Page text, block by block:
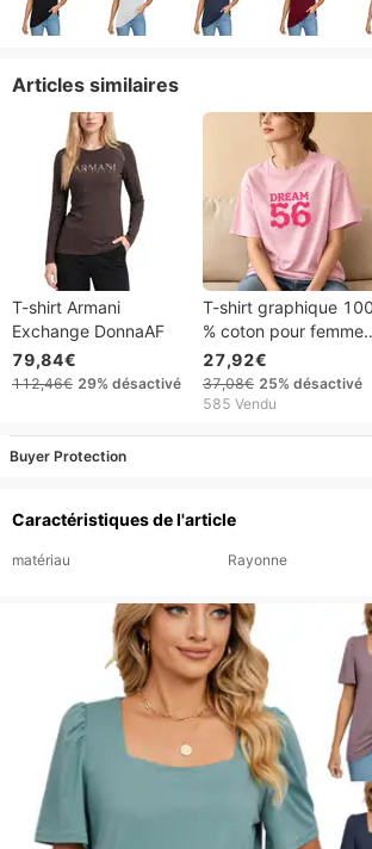
Articles similaires
T-shirt Armani
Exchange DonnaAF
79,84€
112,46€ 29% désactivé
T-shirt graphique 100
% coton pour femme,
rose, imprimé lettres
Dream56, manches
courtes, coupe
27,92€
37,08€ 25% désactivé
585 Vendu
Buyer Protection
Caractéristiques de l'article
matériau Rayonne